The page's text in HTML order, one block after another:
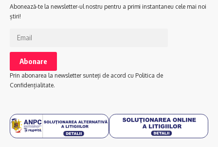
Abonează-te la newsletter-ul nostru pentru a primi instantaneu cele mai noi
știri!
Prin abonarea la newsletter sunteți de acord cu Politica de
Confidențialitate.